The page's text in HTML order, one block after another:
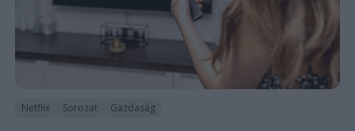
Netflix Sorozat Gazdaság